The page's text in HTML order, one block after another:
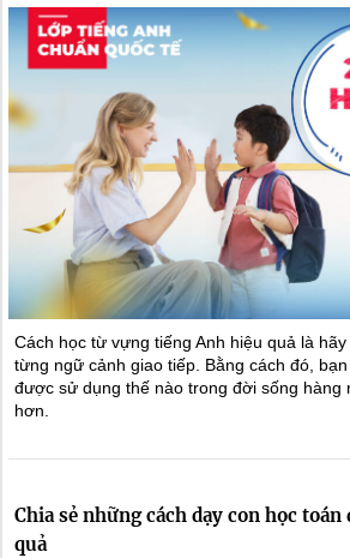
Cách học từ vựng tiếng Anh hiệu quả là
từng ngữ cảnh giao tiếp. Bằng cách đó,
được sử dụng thế nào trong đời sống hàng
hơn.
Chia sẻ những cách dạy con học
quả